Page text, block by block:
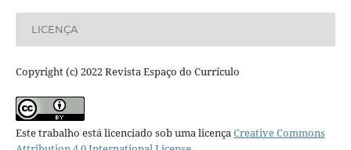
LICENÇA
Copyright (c) 2022 Revista Espaço do Currículo
Este trabalho está licenciado sob uma licençaCreative Commons